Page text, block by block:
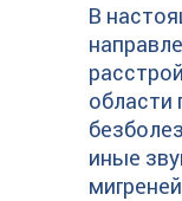
В
области
иные